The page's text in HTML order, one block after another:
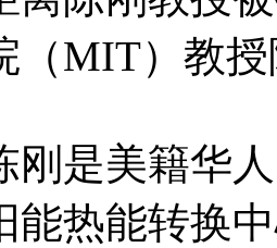
（MIT）教
美籍华人
能热能转换